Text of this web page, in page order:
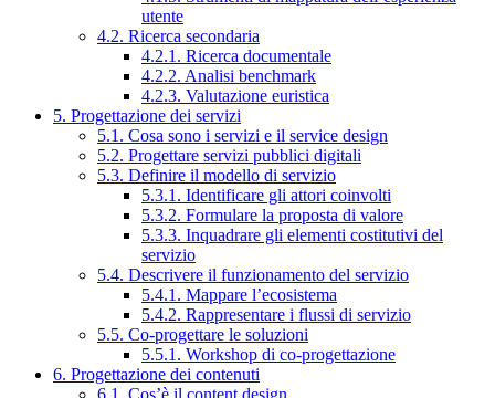
utente
4.2. Ricerca secondaria
4.2.1. Ricerca documentale
4.2.2. Analisi benchmark
4.2.3. Valutazione euristica
5. Progettazione dei servizi
5.1. Cosa sono i servizi e il service design
5.2. Progettare servizi pubblici digitali
5.3. Definire il modello di servizio
5.3.1. Identificare gli attori coinvolti
5.3.2. Formulare la proposta di valore
5.3.3. Inquadrare gli elementi costitutivi del
servizio
5.4. Descrivere il funzionamento del servizio
5.4.1. Mappare l’ecosistema
5.4.2. Rappresentare i flussi di servizio
5.5. Co-progettare le soluzioni
5.5.1. Workshop di co-progettazione
6. Progettazione dei contenuti
6.1. Cos’è il content design